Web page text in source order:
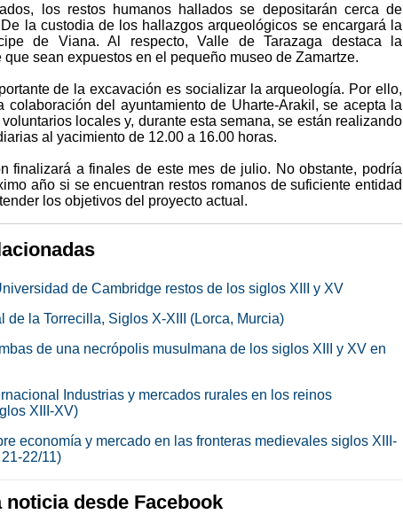
los restos humanos hallados se depositarán cerca de
la custodia de los hallazgos arqueológicos se encargará la
de Viana. Al respecto, Valle de Tarazaga destaca la
sean expuestos en el pequeño museo de Zamartze.
de la excavación es socializar la arqueología. Por ello,
colaboración del ayuntamiento de Uharte-Arakil, se acepta la
locales y, durante esta semana, se están realizando
al yacimiento de 12.00 a 16.00 horas.
finalizará a finales de este mes de julio. No obstante, podría
año si se encuentran restos romanos de suficiente entidad
los objetivos del proyecto actual.
de Cambridge restos de los siglos XIII y XV
de la Torrecilla, Siglos X-XIII (Lorca, Murcia)
de una necrópolis musulmana de los siglos XIII y XV en
Industrias y mercados rurales en los reinos
XIII-XV)
economía y mercado en las fronteras medievales siglos XIII-
22/11)
noticia desde Facebook